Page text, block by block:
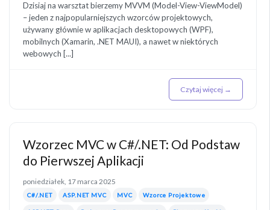
Dzisiaj na warsztat bierzemy MVVM (Model-View-ViewModel)
– jeden z najpopularniejszych wzorców projektowych,
używany głównie w aplikacjach desktopowych (WPF),
mobilnych (Xamarin, .NET MAUI), a nawet w niektórych
webowych [...]
Czytaj więcej →
Wzorzec MVC w C#/.NET: Od Podstaw
do Pierwszej Aplikacji
poniedziałek, 17 marca 2025
C#/.NET ASP.NET MVC MVC Wzorce Projektowe